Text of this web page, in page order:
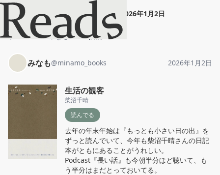
みなも "生活の観客" 2026年1月2日
ホーム みなも 投稿
みなも@minamo_books 2026年1月2日
生活の観客
柴沼千晴
読んでる
去年の年末年始は『もっとも小さい日の出』を
ずっと読んでいて、今年も柴沼千晴さんの日記
本がともにあることがうれしい。
Podcast『長い話』も今朝半分ほど聴いて、も
う半分はまだとっておいてる。